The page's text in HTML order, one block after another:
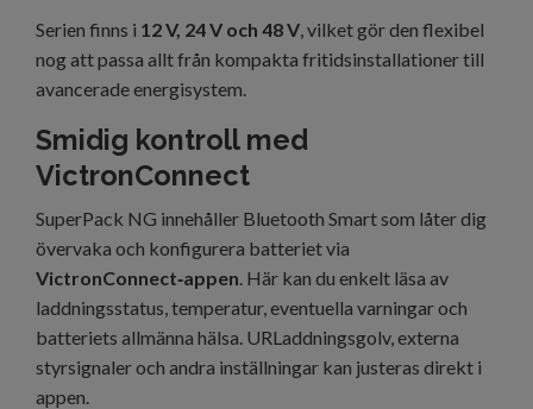
Serien finns i 12 V, 24 V och 48 V , vilket gör den flexibel
nog att passa allt från kompakta fritidsinstallationer till
avancerade energisystem.
Smidig kontroll med
VictronConnect
SuperPack NG innehåller Bluetooth Smart som låter dig
övervaka och konfigurera batteriet via
VictronConnect‑appen . Här kan du enkelt läsa av
laddningsstatus, temperatur, eventuella varningar och
batteriets allmänna hälsa. URLaddningsgolv, externa
styrsignaler och andra inställningar kan justeras direkt i
appen.